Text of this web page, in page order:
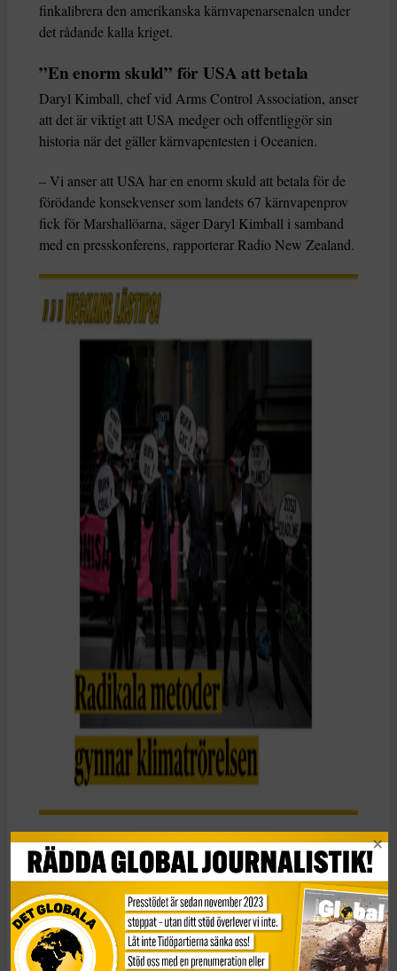
finkalibrera den amerikanska kärnvapenarsenalen under
det rådande kalla kriget.
”En enorm skuld” för USA att betala
Daryl Kimball, chef vid Arms Control Association, anser
att det är viktigt att USA medger och offentliggör sin
historia när det gäller kärnvapentesten i Oceanien.
– Vi anser att USA har en enorm skuld att betala för de
förödande konsekvenser som landets 67 kärnvapenprov
fick för Marshallöarna, säger Daryl Kimball i samband
med en presskonferens, rapporterar Radio New Zealand.
Alltjämt tampas Marshallöarna med hög radioaktivitet,
förgiftade jordar och vattendrag samt fortsatthöga fall av
cancersjukdomarsom kopplas samman med
kärnvapenproverna.
Högre radioaktiva nivåer än Tjernobyl